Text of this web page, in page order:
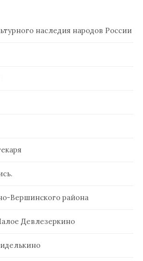
наследия народов России
Вершинского района
Девлезеркино